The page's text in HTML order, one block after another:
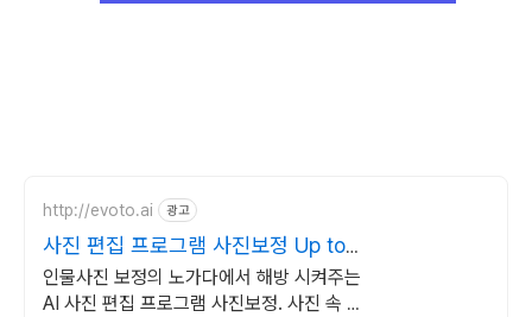
http://evoto.ai 광고
사진 편집 프로그램 사진보정 Up to
25% off
인물사진 보정의 노가다에서 해방 시켜주는
AI 사진 편집 프로그램 사진보정. 사진 속 인